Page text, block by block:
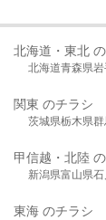
北海道・東北
北海道青森県
関東 のチラシ
茨城県栃木県
甲信越・北陸
新潟県富山県
東海 のチラシ